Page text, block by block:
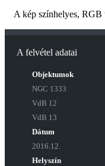
A kép színhelyes, RGB
A felvétel adatai
Objektumok
NGC 1333
VdB 12
VdB 13
Dátum
2016.12.
Helyszín